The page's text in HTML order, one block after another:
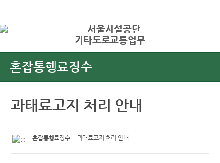
기타도로교통업무
혼잡통행료징수
과태료고지 처리 안내
혼잡통행료징수 과태료고지 처리 안내